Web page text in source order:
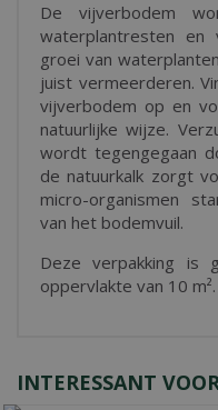
De vijverbodem
waterplantresten en
groei van
juist vermeerderen.
vijverbodem op en
natuurlijke wijze.
wordt tegengegaan
de natuurkalk zorgt
micro-organismen
van het bodemvuil.
Deze verpakking is
oppervlakte van 10 m².
INTERESSANT